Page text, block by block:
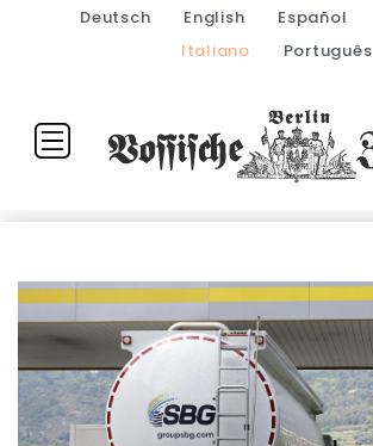
Deutsch English Español
Italiano
Português